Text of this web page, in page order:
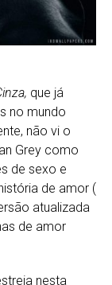
que já
no mundo
não vi o
Grey como
de sexo e
de amor (
atualizada
de amor
nesta